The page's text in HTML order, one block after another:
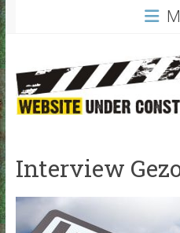
Interview